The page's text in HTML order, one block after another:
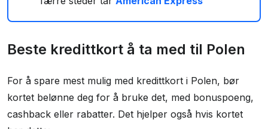
Beste kredittkort å ta med til Polen
For å spare mest mulig med kredittkort i Polen, bør
kortet belønne deg for å bruke det, med bonuspoeng,
cashback eller rabatter. Det hjelper også hvis kortet